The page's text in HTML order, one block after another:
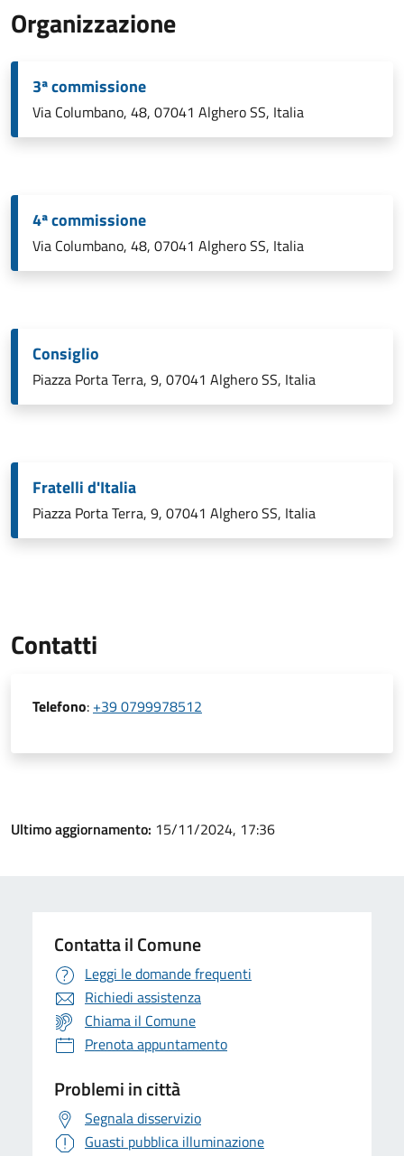
Organizzazione
3ª commissione
Via Columbano, 48, 07041 Alghero SS, Italia
4ª commissione
Via Columbano, 48, 07041 Alghero SS, Italia
Consiglio
Piazza Porta Terra, 9, 07041 Alghero SS, Italia
Fratelli d'Italia
Piazza Porta Terra, 9, 07041 Alghero SS, Italia
Contatti
Telefono: +39 0799978512
Ultimo aggiornamento: 15/11/2024, 17:36
Contatta il Comune
Leggi le domande frequenti
Richiedi assistenza
Chiama il Comune
Prenota appuntamento
Problemi in città
Segnala disservizio
Guasti pubblica illuminazione